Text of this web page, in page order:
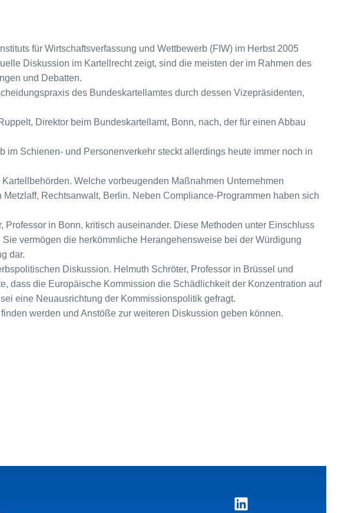
für Wirtschaftsverfassung und Wettbewerb (FIW) im Herbst 2005
Diskussion im Kartellrecht zeigt, sind die meisten der im Rahmen des
und Debatten.
des Bundeskartellamtes durch dessen Vizepräsidenten,
Direktor beim Bundeskartellamt, Bonn, nach, der für einen Abbau
Schienen- und Personenverkehr steckt allerdings heute immer noch in
Welche vorbeugenden Maßnahmen Unternehmen
Rechtsanwalt, Berlin. Neben Compliance-Programmen haben sich
in Bonn, kritisch auseinander. Diese Methoden unter Einschluss
vermögen die herkömmliche Herangehensweise bei der Würdigung
dar.
Diskussion. Helmuth Schröter, Professor in Brüssel und
dass die Europäische Kommission die Schädlichkeit der Konzentration auf
eine Neuausrichtung der Kommissionspolitik gefragt.
werden und Anstöße zur weiteren Diskussion geben können.